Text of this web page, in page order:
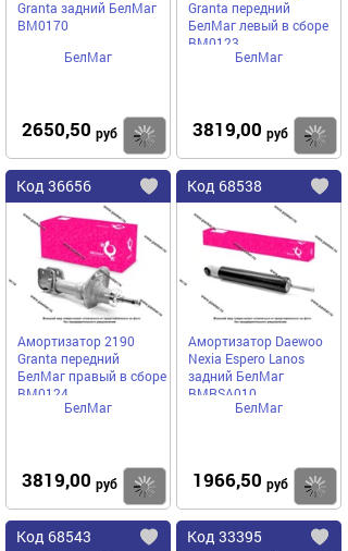
Granta задний БелМаг
BM0170
БелМаг
2650,50 руб Купить
Granta передний
БелМаг левый в сборе
BM0123
БелМаг
3819,00 руб
Код 36656
Добавить
избранное
Амортизатор 2190
Granta передний
БелМаг правый в сборе
BM0124
БелМаг
3819,00 руб Купить
Код 68538
Амортизатор Daewoo
Nexia Espero Lanos
задний БелМаг
BMRSA010
БелМаг
1966,50 руб
Код 68543
Добавить
Код 33395